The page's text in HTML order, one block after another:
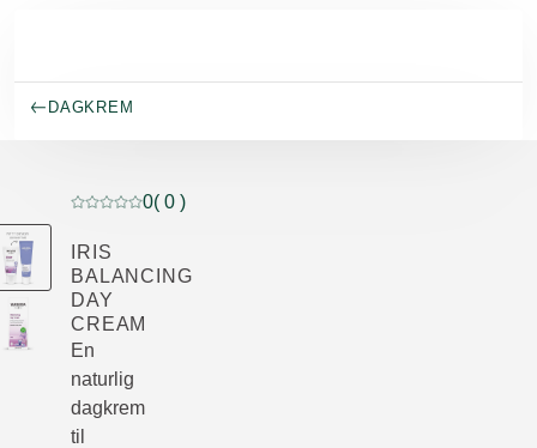
DAGKREM
Current rating: 0 out of 5 stars rated by 0 customers
0( 0 )
IRIS
BALANCING
DAY
CREAM
En
naturlig
dagkrem
til